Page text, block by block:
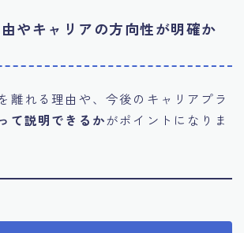
やキャリアの方向性が明確か
離れる理由や、今後のキャリアプラ
て説明できるかがポイントになりま